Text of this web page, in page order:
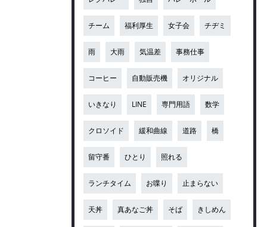
チーム 福利厚生 女子会 チヂミ
雨 大雨 気温差 事務仕事
コーヒー 自動販売機 オリジナル
いきなり LINE 専門用語 数学
クロソイド 緩和曲線 道路 橋
留守番 ひとり 照れる
ランチタイム お喋り 止まらない
天丼 真あなご丼 そば きしめん